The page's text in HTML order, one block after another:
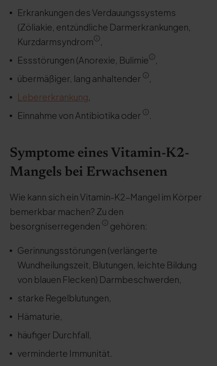
Erkrankungen des Verdauungssystems
(Zöliakie, entzündliche Darmerkrankungen,
Kurzdarmsyndrom
,
Essstörungen (Anorexie, Bulimie
,
übermäßiger, lang anhaltender
,
Lebererkrankung,
Einnahme von Antibiotika oder
.
Symptome eines Vitamin-K2-
Mangels bei Erwachsenen
Wie kann sich ein Vitamin-K2-Mangel im Körper
bemerkbar machen? Zu den
besorgniserregenden
gehören:
Gerinnungsstörungen (verlängerte
Wundheilungszeit, Blutungen, leichte Bildung
von blauen Flecken) Darmbeschwerden,
starke Regelblutungen,
Hämaturie,
häufiger Durchfall,
verminderte Immunität.